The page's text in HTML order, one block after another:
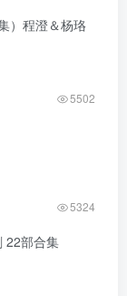
）程澄＆杨珞
5502
5324
22部合集